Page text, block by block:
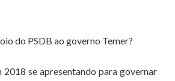
do PSDB ao governo Temer?
2018 se apresentando para governar